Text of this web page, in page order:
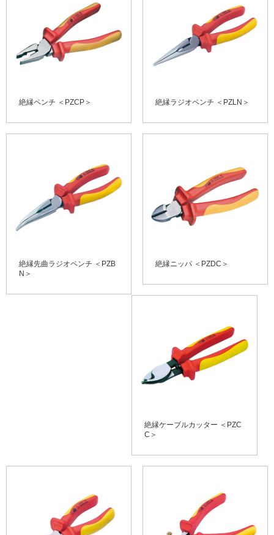
絶縁ペンチ ＜PZCP＞ 絶縁ラジオペンチ ＜PZLN＞
絶縁先曲ラジオペンチ ＜PZB
N＞
絶縁ニッパ ＜PZDC＞
絶縁ケーブルカッター ＜PZC
C＞